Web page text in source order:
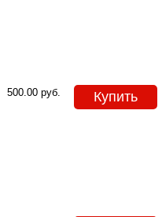
500.00 руб. Купить